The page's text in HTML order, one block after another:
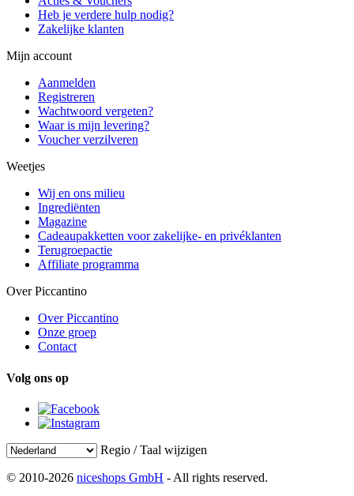
Heb je verdere hulp nodig?
Zakelijke klanten
Mijn account
Aanmelden
Registreren
Wachtwoord vergeten?
Waar is mijn levering?
Voucher verzilveren
Weetjes
Wij en ons milieu
Ingrediënten
Magazine
Cadeaupakketten voor zakelijke- en privéklanten
Terugroepactie
Affiliate programma
Over Piccantino
Over Piccantino
Onze groep
Contact
Volg ons op
Regio / Taal wijzigen
© 2010-2026 niceshops GmbH - All rights reserved.